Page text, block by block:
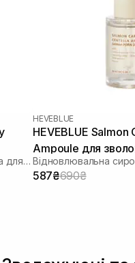
Відновлююча заспокійлива ампула для обличчя
HEVEBLUE
HEVEBLUE Salmon
Ampoule для
зміцнення бар'єру
Відновлювальна
587₴690₴